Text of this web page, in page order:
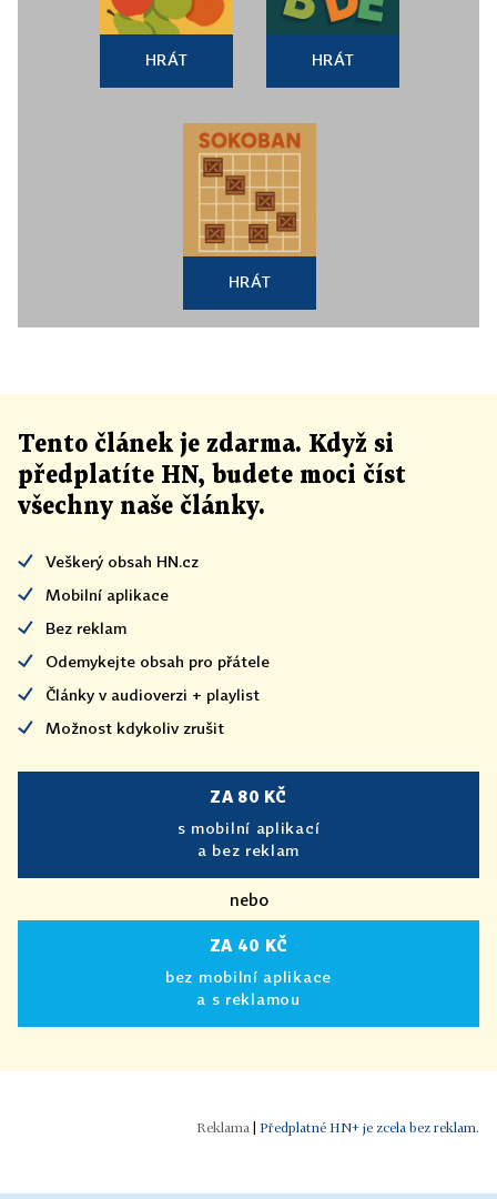
HRÁT HRÁT
HRÁT
Tento článek je zdarma. Když si
předplatíte HN, budete moci číst
všechny naše články.
Veškerý obsah HN.cz
Mobilní aplikace
Bez reklam
Odemykejte obsah pro přátele
Články v audioverzi + playlist
Možnost kdykoliv zrušit
ZA 80 KČ
s mobilní aplikací
a bez reklam
nebo
ZA 40 KČ
bez mobilní aplikace
a s reklamou
Předplatné HN+ je zcela bez reklam.